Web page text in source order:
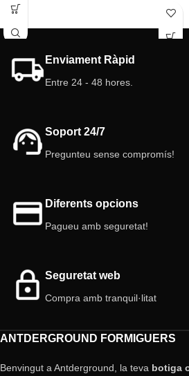
Enviament Ràpid
Entre 24 - 48 hores.
Soport 24/7
Pregunteu sense compromís!
Diferents opcions
Pagueu amb seguretat!
Seguretat web
Compra amb tranquil·litat
ANTDERGROUND FORMIGUERS
Benvingut a Antderground, la teva botiga